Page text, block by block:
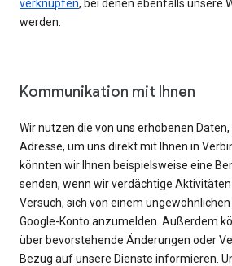
verknüpfen, bei denen ebenfalls unsere
werden.
Kommunikation mit Ihnen
Wir nutzen die von uns erhobenen Daten,
Adresse, um uns direkt mit Ihnen in
könnten wir Ihnen beispielsweise eine
senden, wenn wir verdächtige
Versuch, sich von einem
Google-Konto anzumelden. Außerdem
über bevorstehende Änderungen oder
Bezug auf unsere Dienste informieren.